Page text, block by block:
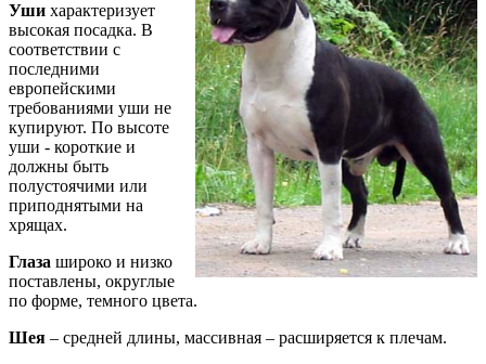
Уши характеризует
высокая посадка. В
соответствии с
последними
европейскими
требованиями уши не
купируют. По высоте
уши - короткие и
должны быть
полустоячими или
приподнятыми на
хрящах.
Глаза широко и низко
поставлены, округлые
по форме, темного цвета.
Шея – средней длины, массивная – расширяется к плечам.